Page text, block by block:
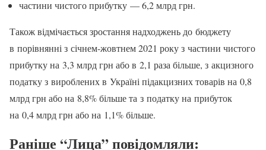
частини чистого прибутку — 6,2 млрд грн.
Також відмічається зростання надходжень до бюджету
в порівнянні з січнем-жовтнем 2021 року з частини чистого
прибутку на 3,3 млрд грн або в 2,1 раза більше, з акцизного
податку з вироблених в Україні підакцизних товарів на 0,8
млрд грн або на 8,8% більше та з податку на прибуток
на 0,4 млрд грн або на 1,1% більше.
Раніше “Лица” повідомляли: